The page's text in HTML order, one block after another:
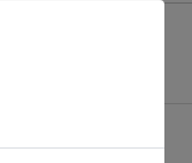
在庫無し